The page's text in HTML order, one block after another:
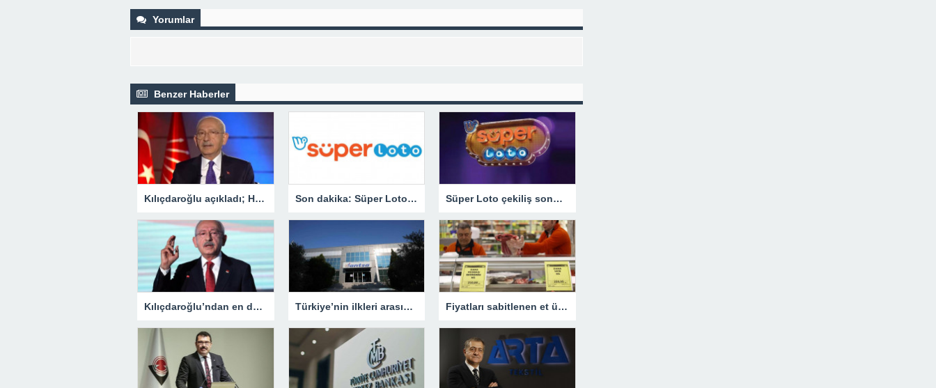
Yorumlar
Benzer Haberler
Kılıçdaroğlu açıkladı; Hesap Uzmanları ve Maliye Teftiş kurulları ile DPT tekrar açılacak Son dakika: Süper Loto çekilişi sonuçları belli oldu! 23 Mart 2023 Süper Loto bilet sorgulama ekranı! Süper Loto çekiliş sonuçları açıklandı! 23 Mart Süper Loto çekilişinde büyük ikramiye kazandıran numaralar… – Son Haberler
Kılıçdaroğlu’ndan en düşük emekli maaşının 7.500 liraya yükseltilmesine ilk yorum: Açlık sınırının altında bir rakam Türkiye’nin ilkleri arasında yer Jantsa Aydın’ın gururu oldu Fiyatları sabitlenen et ürünlerinin satışına başlandı